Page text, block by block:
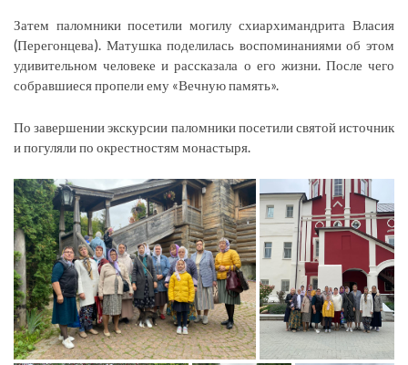
Затем паломники посетили могилу схиархимандрита Власия
(Перегонцева). Матушка поделилась воспоминаниями об этом
удивительном человеке и рассказала о его жизни. После чего
собравшиеся пропели ему «Вечную память».
По завершении экскурсии паломники посетили святой источник
и погуляли по окрестностям монастыря.